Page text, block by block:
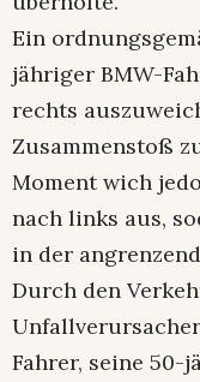
Ein
jähriger BMW-
rechts
Zusammenstoß
Moment wich
nach links aus,
in der
Durch den
Fahrer, seine 50-